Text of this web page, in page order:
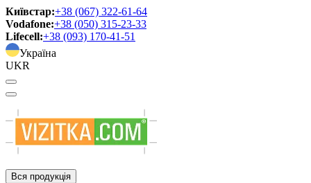
Київстар:+38 (067) 322-61-64
Vodafone:+38 (050) 315-23-33
Lifecell:+38 (093) 170-41-51
Україна
UKR
Вся продукція